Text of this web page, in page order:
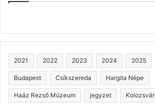
2021 2022 2023 2024 2025
Budapest Csíkszereda Hargita Népe
Haáz Rezső Múzeum jegyzet Kolozsvár